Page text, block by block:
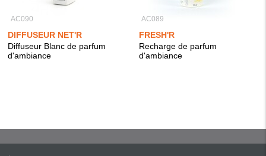
AC090
DIFFUSEUR NET'R
Diffuseur Blanc de parfum
d'ambiance
AC089
FRESH'R
Recharge de parfum
d'ambiance